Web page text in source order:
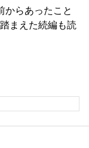
からあったこと
まえた続編も読